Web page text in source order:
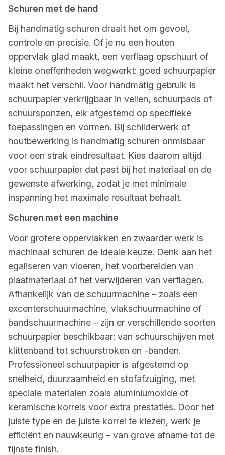
Schuren met de hand
Bij handmatig schuren draait het om gevoel,
controle en precisie. Of je nu een houten
oppervlak glad maakt, een verflaag opschuurt of
kleine oneffenheden wegwerkt: goed schuurpapier
maakt het verschil. Voor handmatig gebruik is
schuurpapier verkrijgbaar in vellen, schuurpads of
schuursponzen, elk afgestemd op specifieke
toepassingen en vormen. Bij schilderwerk of
houtbewerking is handmatig schuren onmisbaar
voor een strak eindresultaat. Kies daarom altijd
voor schuurpapier dat past bij het materiaal en de
gewenste afwerking, zodat je met minimale
inspanning het maximale resultaat behaalt.
Schuren met een machine
Voor grotere oppervlakken en zwaarder werk is
machinaal schuren de ideale keuze. Denk aan het
egaliseren van vloeren, het voorbereiden van
plaatmateriaal of het verwijderen van verflagen.
Afhankelijk van de schuurmachine – zoals een
excenterschuurmachine, vlakschuurmachine of
bandschuurmachine – zijn er verschillende soorten
schuurpapier beschikbaar: van schuurschijven met
klittenband tot schuurstroken en -banden.
Professioneel schuurpapier is afgestemd op
snelheid, duurzaamheid en stofafzuiging, met
speciale materialen zoals aluminiumoxide of
keramische korrels voor extra prestaties. Door het
juiste type en de juiste korrel te kiezen, werk je
efficiënt en nauwkeurig – van grove afname tot de
fijnste finish.